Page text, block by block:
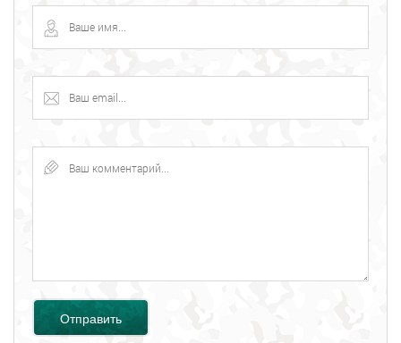
Отправить